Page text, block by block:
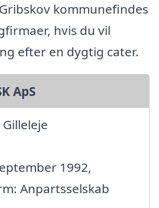
kommunefindes
hvis du vil
efter en dygtig cater.
ApS
1992,
Anpartsselskab